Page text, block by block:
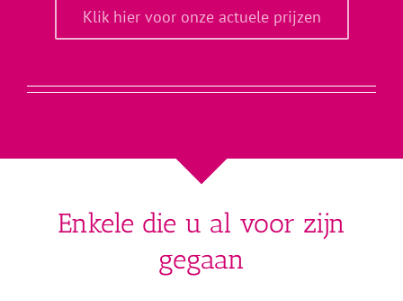
Klik hier voor onze actuele prijzen
Enkele die u al voor zijn
gegaan